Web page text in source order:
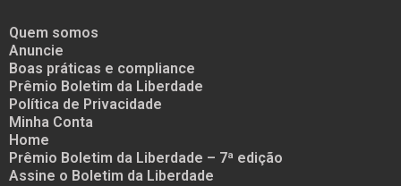
Quem somos
Anuncie
Boas práticas e compliance
Prêmio Boletim da Liberdade
Política de Privacidade
Minha Conta
Home
Prêmio Boletim da Liberdade – 7ª edição
Assine o Boletim da Liberdade